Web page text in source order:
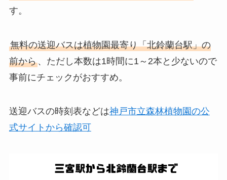
す。
無料の送迎バスは植物園最寄り「北鈴蘭台駅」の
前から、ただし本数は1時間に1～2本と少ないので
事前にチェックがおすすめ。
送迎バスの時刻表などは神戸市立森林植物園の公
式サイトから確認可